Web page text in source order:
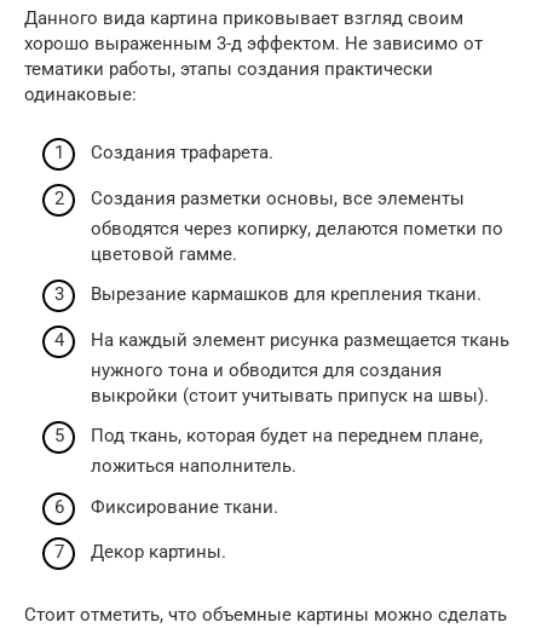
Данного вида картина приковывает взгляд своим
хорошо выраженным 3-д эффектом. Не зависимо от
тематики работы, этапы создания практически
одинаковые:
Создания трафарета.
Создания разметки основы, все элементы
обводятся через копирку, делаются пометки по
цветовой гамме.
Вырезание кармашков для крепления ткани.
На каждый элемент рисунка размещается ткань
нужного тона и обводится для создания
выкройки (стоит учитывать припуск на швы).
Под ткань, которая будет на переднем плане,
ложиться наполнитель.
Фиксирование ткани.
Декор картины.
Стоит отметить, что объемные картины можно сделать